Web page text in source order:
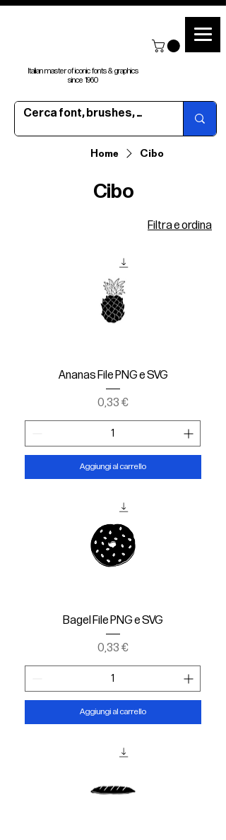
Italian master of iconic fonts & graphics
since 1960
Home Cibo
Cibo
Filtra e ordina
Ananas File PNG e SVG
Prezzo
0,33 €
Aggiungi al carrello
Bagel File PNG e SVG
Prezzo
0,33 €
Aggiungi al carrello